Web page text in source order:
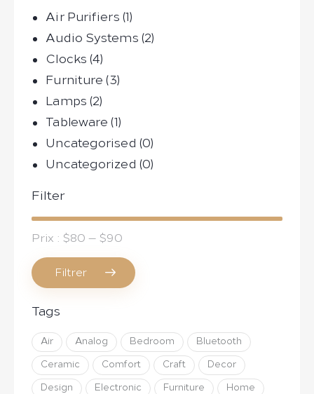
Air Purifiers (1)
Audio Systems (2)
Clocks (4)
Furniture (3)
Lamps (2)
Tableware (1)
Uncategorised (0)
Uncategorized (0)
Filter
min
max
Filtrer
Prix : $80 — $90
Tags
Air Analog Bedroom Bluetooth
Ceramic Comfort Craft Decor
Design Electronic Furniture Home